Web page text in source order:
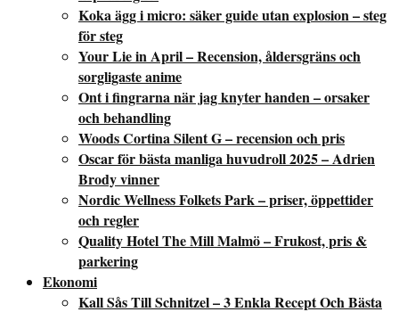
Koka ägg i micro: säker guide utan explosion – steg
för steg
Your Lie in April – Recension, åldersgräns och
sorgligaste anime
Ont i fingrarna när jag knyter handen – orsaker
och behandling
Woods Cortina Silent G – recension och pris
Oscar för bästa manliga huvudroll 2025 – Adrien
Brody vinner
Nordic Wellness Folkets Park – priser, öppettider
och regler
Quality Hotel The Mill Malmö – Frukost, pris &
parkering
Ekonomi
Kall Sås Till Schnitzel – 3 Enkla Recept Och Bästa